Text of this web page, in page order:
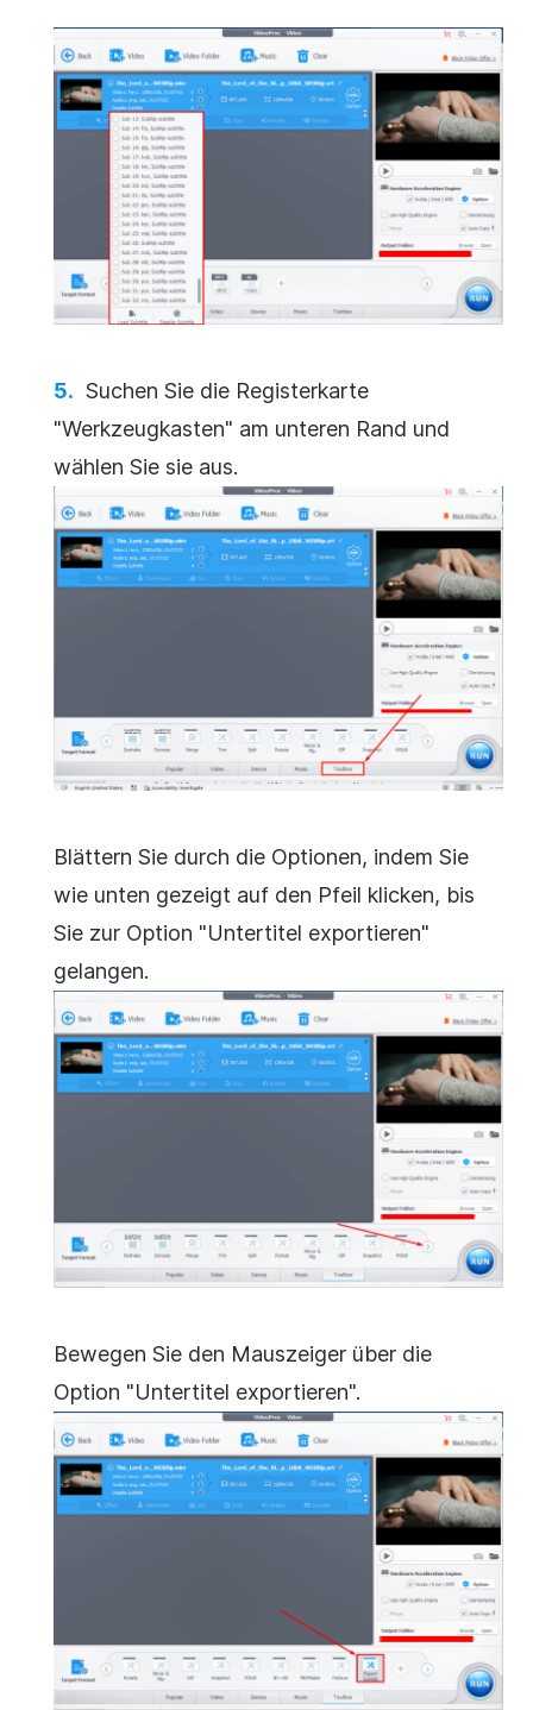
Suchen Sie die Registerkarte
"Werkzeugkasten" am unteren Rand und
wählen Sie sie aus.
Blättern Sie durch die Optionen, indem Sie
wie unten gezeigt auf den Pfeil klicken, bis
Sie zur Option "Untertitel exportieren"
gelangen.
Bewegen Sie den Mauszeiger über die
Option "Untertitel exportieren".